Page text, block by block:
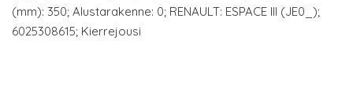
(mm): 350; Alustarakenne: 0; RENAULT: ESPACE III (JE0_);
6025308615; Kierrejousi